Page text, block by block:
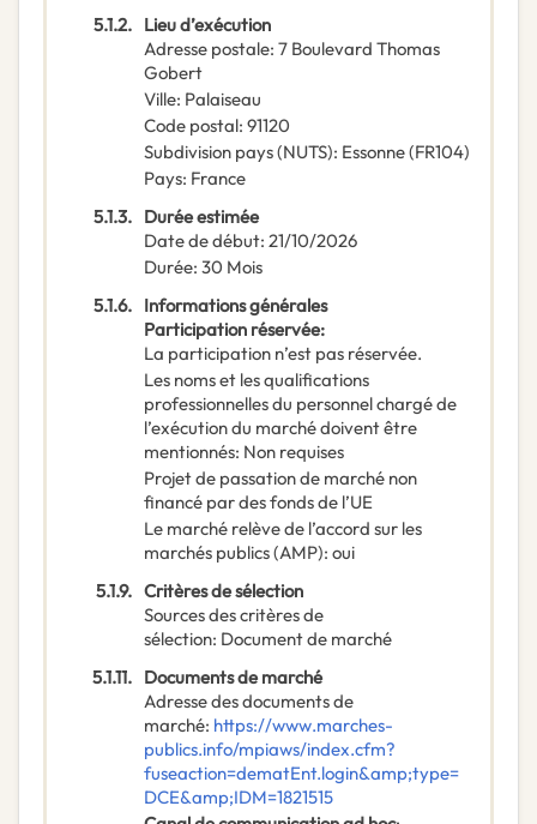
5.1.2. Lieu d’exécution
Adresse postale: 7 Boulevard Thomas
Gobert
Ville: Palaiseau
Code postal: 91120
Subdivision pays (NUTS): Essonne(FR104)
Pays: France
5.1.3. Durée estimée
Date de début: 21/10/2026
Durée: 30 Mois
5.1.6. Informations générales
Participation réservée:
La participation n’est pas réservée.
Les noms et les qualifications
professionnelles du personnel chargé de
l’exécution du marché doivent être
mentionnés: Non requises
Projet de passation de marché non
financé par des fonds de l’UE
Le marché relève de l’accord sur les
marchés publics (AMP): oui
5.1.9. Critères de sélection
Sources des critères de
sélection: Document de marché
5.1.11. Documents de marché
Adresse des documents de
marché: https://www.marches-
publics.info/mpiaws/index.cfm?
fuseaction=dematEnt.login&amp;type=
DCE&amp;IDM=1821515